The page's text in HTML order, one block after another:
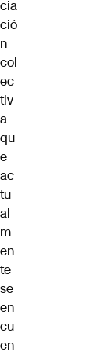
cia
ció
n
col
ec
tiv
a
qu
e
ac
tu
al
m
en
te
se
en
cu
en